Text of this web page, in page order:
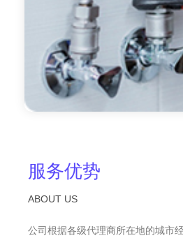
服务优势
ABOUT US
公司根据各级代理商所在地的城市